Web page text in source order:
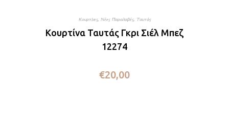
Κουρτίνες, Νέες Παραλαβές, Ταυτάς
Κουρτίνα Ταυτάς Γκρι Σιέλ Μπεζ
12274
€20,00